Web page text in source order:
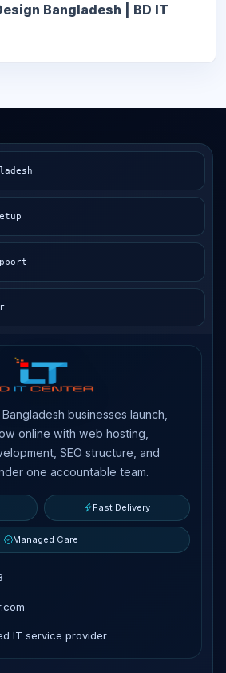
Bangladesh | BD IT
businesses launch,
online with web hosting,
SEO structure, and
one accountable team.
Fast Delivery
Managed Care
IT service provider